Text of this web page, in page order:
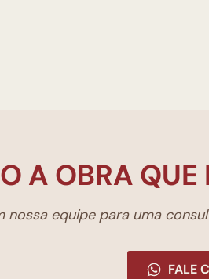
A OBRA
nossa equipe para uma
FALE